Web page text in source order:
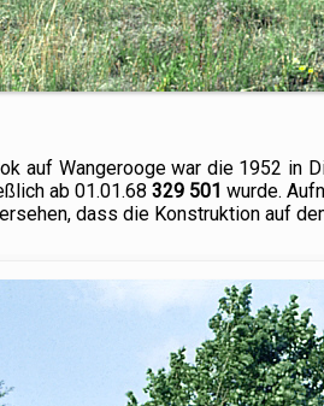
auf Wangerooge war die 1952 in
ab 01.01.68 329 501 wurde.
dass die Konstruktion auf